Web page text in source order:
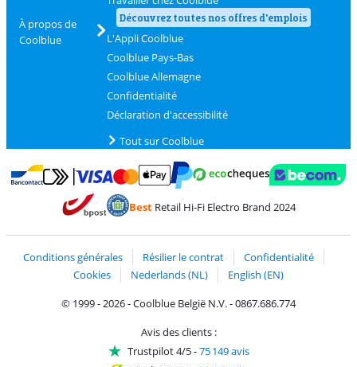
À propos de
Coolblue
Découvrez toutes nos offres d'emplois
L'Appli Coolblue
Coolblue Pays-Bas
Coolblue Allemagne
Confidentialité
Déclaration d'accessibilité
Tout sur Coolblue
Payer avec Bancontact
Payer avec MasterCard et Visa via ClickToPay
BestRetail Hi-Fi Electro Brand 2024
Conditions générales Résilier le contrat
Confidentialité
Cookies
Nederlands (NL)
English (EN)
© 1999 - 2026 - Coolblue België N.V. - 0867.686.774
Avis des clients :
Trustpilot 4/5-75 149 avis